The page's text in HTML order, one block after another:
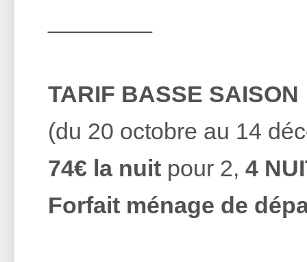
TARIF BASSE SAISON
(du 20 octobre au 14
74€ la nuit pour 2, 4
Forfait ménage de